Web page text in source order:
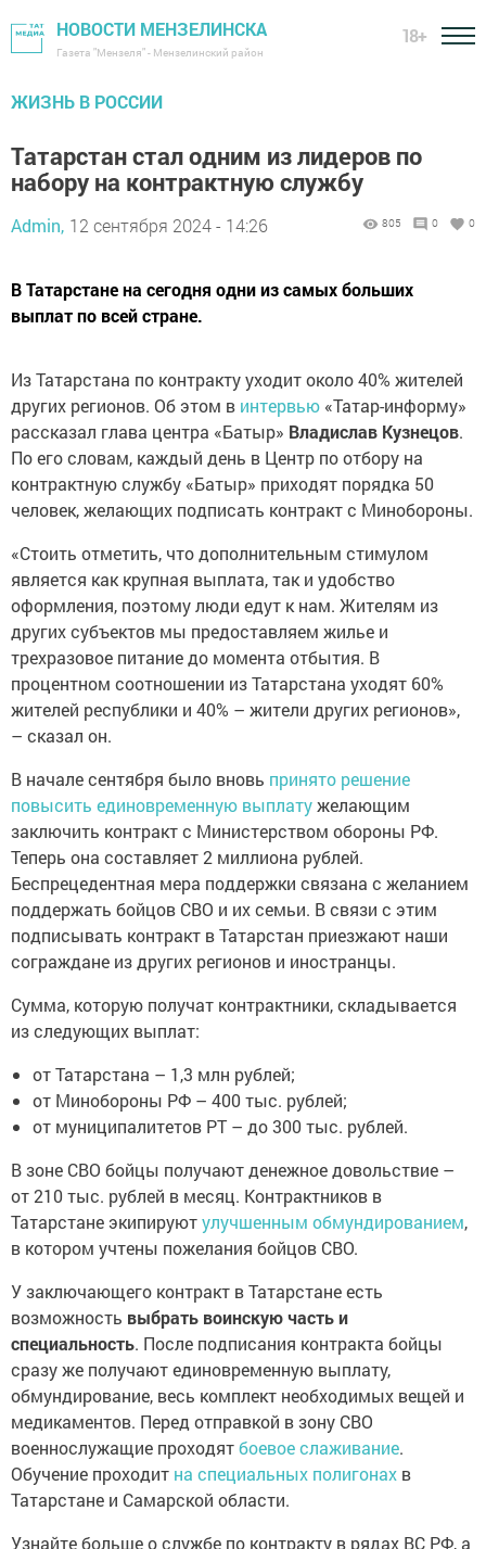
НОВОСТИ МЕНЗЕЛИНСКА
Газета "Мензеля" - Мензелинский район
18+
ЖИЗНЬ В РОССИИ
Татарстан стал одним из лидеров по
набору на контрактную службу
Admin, 12 сентября 2024 - 14:26 805 0 0
В Татарстане на сегодня одни из самых больших
выплат по всей стране.
Из Татарстана по контракту уходит около 40% жителей
других регионов. Об этом в интервью «Татар-информу»
рассказал глава центра «Батыр» Владислав Кузнецов.
По его словам, каждый день в Центр по отбору на
контрактную службу «Батыр» приходят порядка 50
человек, желающих подписать контракт с Минобороны.
«Стоить отметить, что дополнительным стимулом
является как крупная выплата, так и удобство
оформления, поэтому люди едут к нам. Жителям из
других субъектов мы предоставляем жилье и
трехразовое питание до момента отбытия. В
процентном соотношении из Татарстана уходят 60%
жителей республики и 40% – жители других регионов»,
– сказал он.
В начале сентября было вновь принято решение
повысить единовременную выплатужелающим
заключить контракт с Министерством обороны РФ.
Теперь она составляет 2 миллиона рублей.
Беспрецедентная мера поддержки связана с желанием
поддержать бойцов СВО и их семьи. В связи с этим
подписывать контракт в Татарстан приезжают наши
сограждане из других регионов и иностранцы.
Сумма, которую получат контрактники, складывается
из следующих выплат:
от Татарстана – 1,3 млн рублей;
от Минобороны РФ – 400 тыс. рублей;
от муниципалитетов РТ – до 300 тыс. рублей.
В зоне СВО бойцы получают денежное довольствие –
от 210 тыс. рублей в месяц. Контрактников в
Татарстане экипируютулучшенным обмундированием,
в котором учтены пожелания бойцов СВО.
У заключающего контракт в Татарстане есть
возможность выбрать воинскую часть и
специальность. После подписания контракта бойцы
сразу же получают единовременную выплату,
обмундирование, весь комплект необходимых вещей и
медикаментов. Перед отправкой в зону СВО
военнослужащие проходятбоевое слаживание.
Обучение проходит на специальных полигонах в
Татарстане и Самарской области.
Узнайте больше о службе по контракту в рядах ВС РФ, а